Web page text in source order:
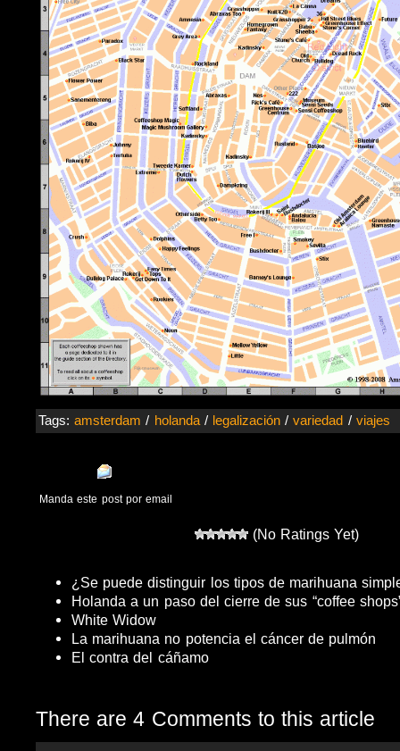
Tags:amsterdam / holanda/ legalización /variedad / viajes
Manda este post por email
(No Ratings Yet)
¿Se puede distinguir los tipos de marihuana
Holanda a un paso del cierre de sus “coffee
White Widow
La marihuana no potencia el cáncer de pulmón
El contra del cáñamo
There are 4 Comments to this article